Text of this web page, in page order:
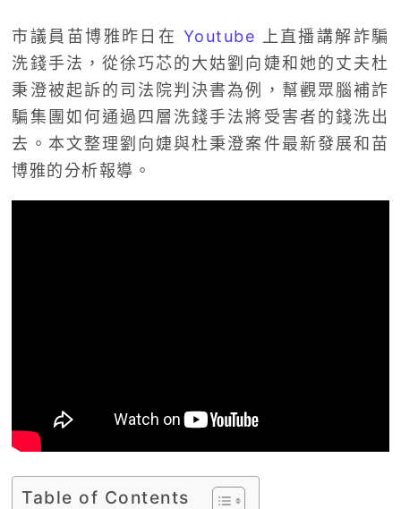
市議員苗博雅昨日在 Youtube
上直播講解詐騙
洗錢手法，從徐巧芯的大姑劉向婕和她的丈夫杜
秉澄被起訴的司法院判決書為例，幫觀眾腦補詐
騙集團如何通過四層洗錢手法將受害者的錢洗出
去。本文整理劉向婕與杜秉澄案件最新發展和苗
博雅的分析報導。
Table of Contents